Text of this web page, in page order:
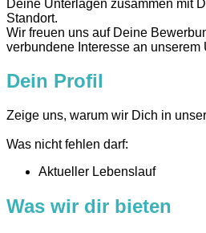
Deine Unterlagen zusammen mit
Standort.
Wir freuen uns auf Deine
verbundene Interesse an unserem
Dein Profil
Zeige uns, warum wir Dich in
Was nicht fehlen darf:
Aktueller Lebenslauf
Was wir dir bieten